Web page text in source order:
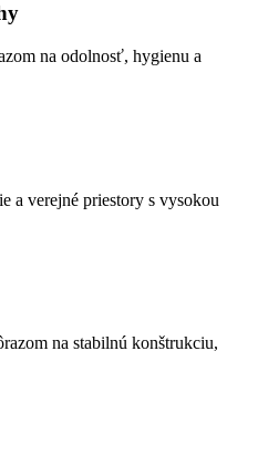
na odolnosť, hygienu a
a verejné priestory s vysokou
na stabilnú konštrukciu,